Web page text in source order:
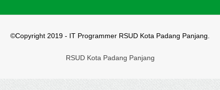
©Copyright 2019 - IT Programmer RSUD Kota Padang Panjang.
RSUD Kota Padang Panjang